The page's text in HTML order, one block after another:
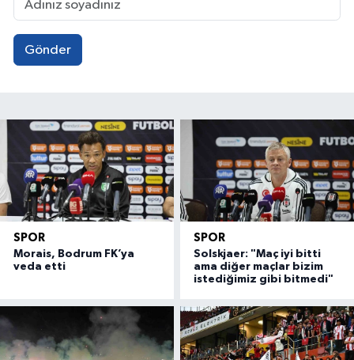
Gönder
SPOR
Morais, Bodrum FK’ya
veda etti
SPOR
Solskjaer: "Maç iyi bitti
ama diğer maçlar bizim
istediğimiz gibi bitmedi"